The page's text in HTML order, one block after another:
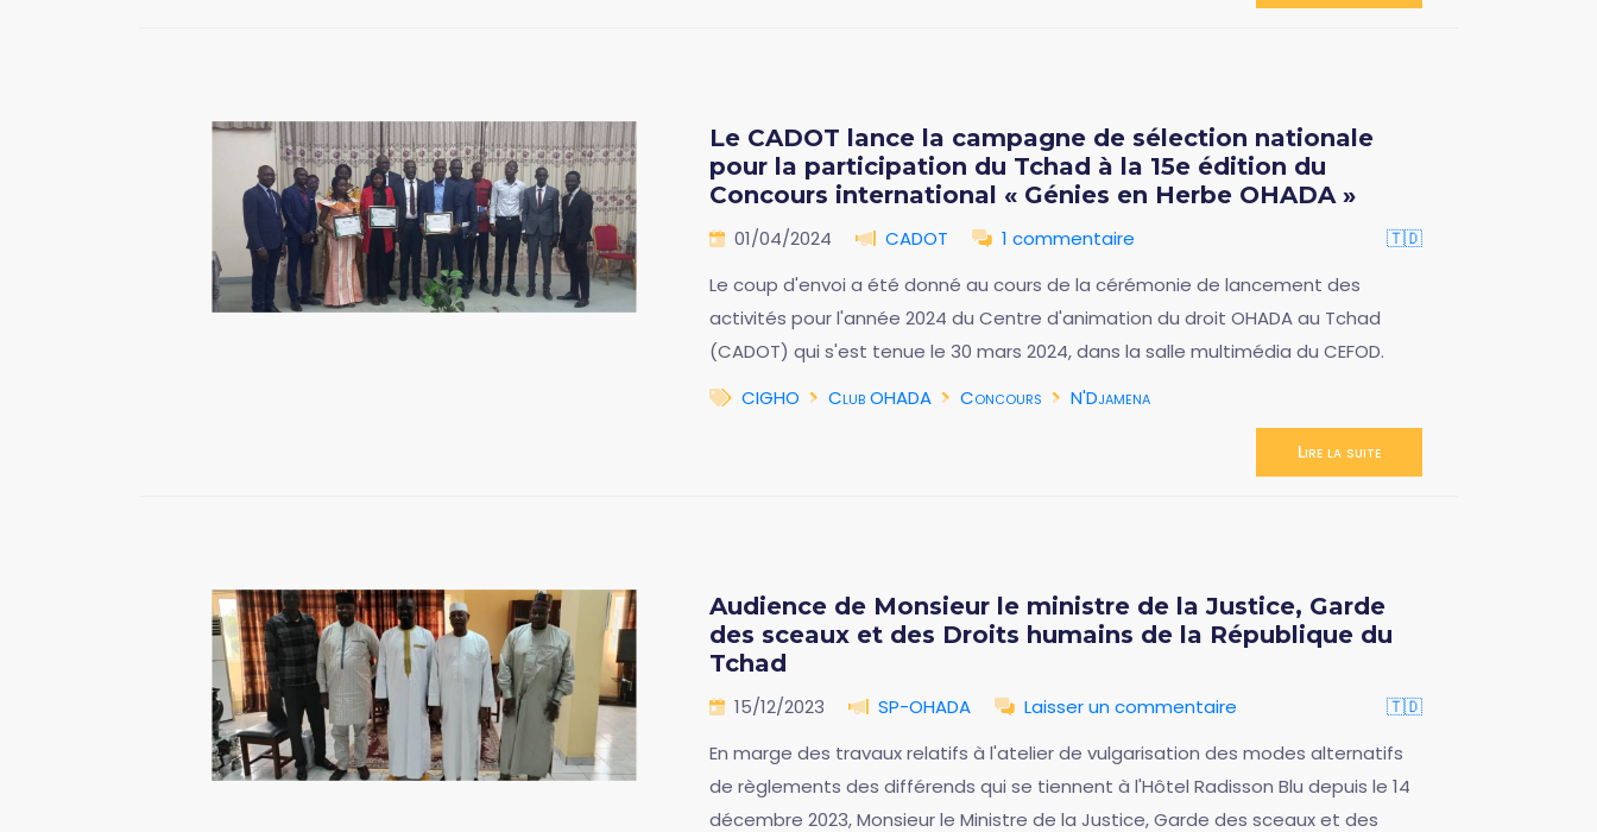
Le CADOT lance la campagne de sélection nationale
pour la participation du Tchad à la 15e édition du
Concours international « Génies en Herbe OHADA »
01/04/2024 CADOT 1 commentaire
🇹🇩
Le coup d'envoi a été donné au cours de la cérémonie de lancement des
activités pour l'année 2024 du Centre d'animation du droit OHADA au Tchad
(CADOT) qui s'est tenue le 30 mars 2024, dans la salle multimédia du CEFOD.
CIGHO
Club OHADA Concours N'Djamena
Lire la suite
Audience de Monsieur le ministre de la Justice, Garde
des sceaux et des Droits humains de la République du
Tchad
15/12/2023 SP-OHADA Laisser un commentaire
🇹🇩
En marge des travaux relatifs à l'atelier de vulgarisation des modes alternatifs
de règlements des différends qui se tiennent à l'Hôtel Radisson Blu depuis le 14
décembre 2023, Monsieur le Ministre de la Justice, Garde des sceaux et des